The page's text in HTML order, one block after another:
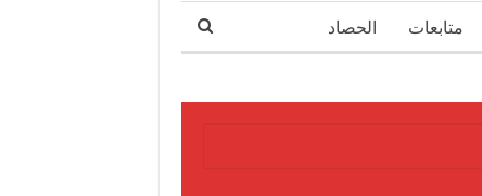
متابعات الحصاد